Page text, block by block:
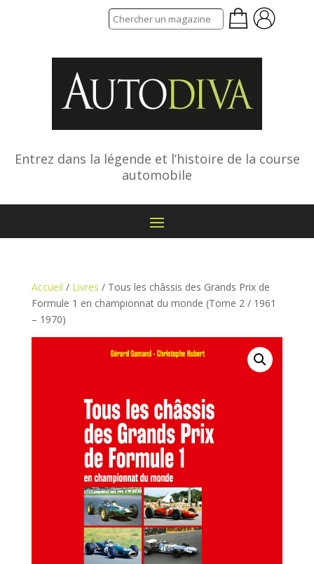
Entrez dans la légende et l’histoire de la course
automobile
Accueil / Livres / Tous les châssis des Grands Prix de
Formule 1 en championnat du monde (Tome 2 / 1961
– 1970)